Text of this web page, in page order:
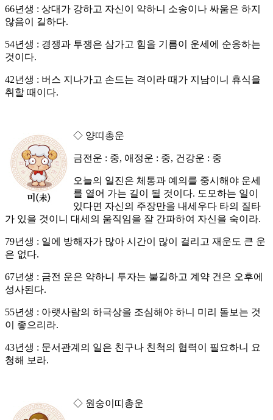
66년생 : 상대가 강하고 자신이 약하니 소송이나 싸움은 하지
않음이 길하다.
54년생 : 경쟁과 투쟁은 삼가고 힘을 기름이 운세에 순응하는
것이다.
42년생 : 버스 지나가고 손드는 격이라 때가 지남이니 휴식을
취할 때이다.
◇ 양띠총운
금전운 : 중, 애정운 : 중, 건강운 : 중
오늘의 일진은 체통과 예의를 중시해야 운세
를 열어 가는 길이 될 것이다. 도모하는 일이
있다면 자신의 주장만을 내세우다 타의 질타
가 있을 것이니 대세의 움직임을 잘 간파하여 자신을 숙이라.
79년생 : 일에 방해자가 많아 시간이 많이 걸리고 재운도 큰 운
은 없다.
67년생 : 금전 운은 약하니 투자는 불길하고 계약 건은 오후에
성사된다.
55년생 : 아랫사람의 하극상을 조심해야 하니 미리 돌보는 것
이 좋으리라.
43년생 : 문서관계의 일은 친구나 친척의 협력이 필요하니 요
청해 보라.
◇ 원숭이띠총운